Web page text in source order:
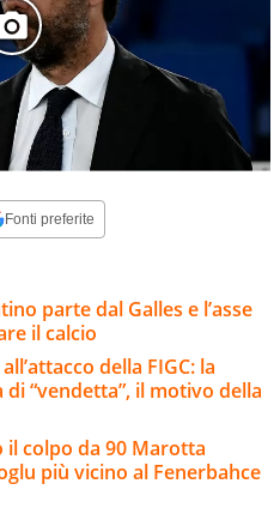
Fonti preferite
parte dal Galles e l’asse
il calcio
della FIGC: la
di “vendetta”, il motivo della
colpo da 90 Marotta
più vicino al Fenerbahce